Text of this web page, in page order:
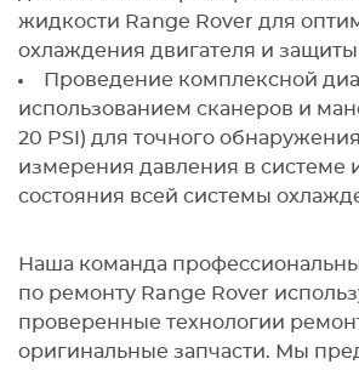
жидкости Range Rover для
охлаждения двигателя и
Проведение комплексной
использованием сканеров и
20 PSI) для точного
измерения давления в системе
состояния всей системы
Наша команда
по ремонту Range Rover
проверенные технологии
оригинальные запчасти. Мы